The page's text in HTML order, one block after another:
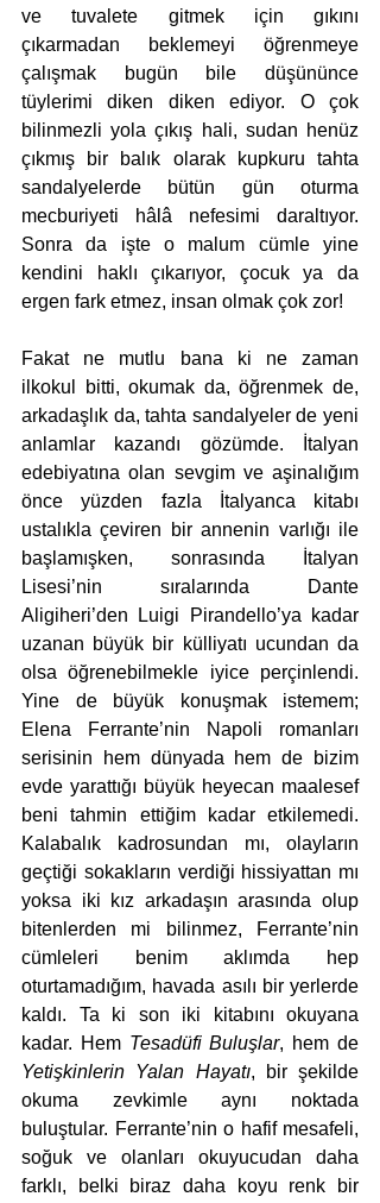
ve tuvalete gitmek için gıkını
çıkarmadan beklemeyi öğrenmeye
çalışmak bugün bile düşününce
tüylerimi diken diken ediyor. O çok
bilinmezli yola çıkış hali, sudan henüz
çıkmış bir balık olarak kupkuru tahta
sandalyelerde bütün gün oturma
mecburiyeti hâlâ nefesimi daraltıyor.
Sonra da işte o malum cümle yine
kendini haklı çıkarıyor, çocuk ya da
ergen fark etmez, insan olmak çok zor!
Fakat ne mutlu bana ki ne zaman
ilkokul bitti, okumak da, öğrenmek de,
arkadaşlık da, tahta sandalyeler de yeni
anlamlar kazandı gözümde. İtalyan
edebiyatına olan sevgim ve aşinalığım
önce yüzden fazla İtalyanca kitabı
ustalıkla çeviren bir annenin varlığı ile
başlamışken, sonrasında İtalyan
Lisesi’nin sıralarında Dante
Aligiheri’den Luigi Pirandello’ya kadar
uzanan büyük bir külliyatı ucundan da
olsa öğrenebilmekle iyice perçinlendi.
Yine de büyük konuşmak istemem;
Elena Ferrante’nin Napoli romanları
serisinin hem dünyada hem de bizim
evde yarattığı büyük heyecan maalesef
beni tahmin ettiğim kadar etkilemedi.
Kalabalık kadrosundan mı, olayların
geçtiği sokakların verdiği hissiyattan mı
yoksa iki kız arkadaşın arasında olup
bitenlerden mi bilinmez, Ferrante’nin
cümleleri benim aklımda hep
oturtamadığım, havada asılı bir yerlerde
kaldı. Ta ki son iki kitabını okuyana
kadar. Hem Tesadüfi Buluşlar
Yetişkinlerin Yalan Hayatı, bir şekilde
okuma zevkimle aynı noktada
buluştular. Ferrante’nin o hafif mesafeli,
soğuk ve olanları okuyucudan daha
farklı, belki biraz daha koyu renk bir